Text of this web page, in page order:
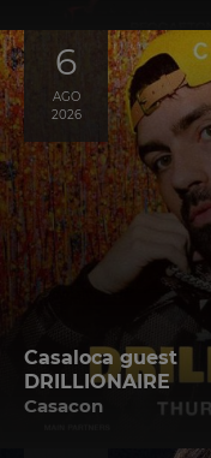
6
AGO
2026
Casaloca guest
DRILLIONAIRE
Casacon